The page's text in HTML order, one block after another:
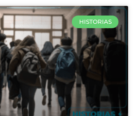
HISTORIAS